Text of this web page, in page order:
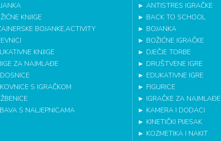
KNJIGE
BOJANKE,ACTIVITY
KNJIGE
ZA NAJMLAĐE
S IGRAČKOM
S NALJEPNICAMA
► ANTISTRES IGRAČKE
► BACK TO SCHOOL
► BOJANKA
► BOŽIĆNE IGRAČKE
► DJEČJE TORBE
► DRUŠTVENE IGRE
► EDUKATIVNE IGRE
► FIGURICE
► IGRAČKE ZA NAJMLAĐE
► KAMERA I DODACI
► KINETIČKI PIJESAK
► KOZMETIKA I NAKIT